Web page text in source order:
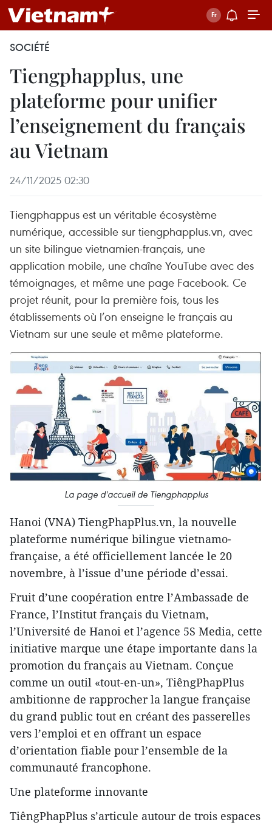
SOCIÉTÉ
Tiengphapplus, une
plateforme pour unifier
l’enseignement du français
au Vietnam
24/11/2025 02:30
Tiengphappus est un véritable écosystème
numérique, accessible sur tiengphapplus.vn, avec
un site bilingue vietnamien-français, une
application mobile, une chaîne YouTube avec des
témoignages, et même une page Facebook. Ce
projet réunit, pour la première fois, tous les
établissements où l’on enseigne le français au
Vietnam sur une seule et même plateforme.
La page d'accueil de Tiengphapplus
Hanoi (VNA) TiengPhapPlus.vn, la nouvelle
plateforme numérique bilingue vietnamo-
française, a été officiellement lancée le 20
novembre, à l’issue d’une période d’essai.
Fruit d’une coopération entre l’Ambassade de
France, l’Institut français du Vietnam,
l’Université de Hanoi et l’agence 5S Media, cette
initiative marque une étape importante dans la
promotion du français au Vietnam. Conçue
comme un outil «tout-en-un», TiêngPhapPlus
ambitionne de rapprocher la langue française
du grand public tout en créant des passerelles
vers l’emploi et en offrant un espace
d’orientation fiable pour l’ensemble de la
communauté francophone.
Une plateforme innovante
TiêngPhapPlus s’articule autour de trois espaces